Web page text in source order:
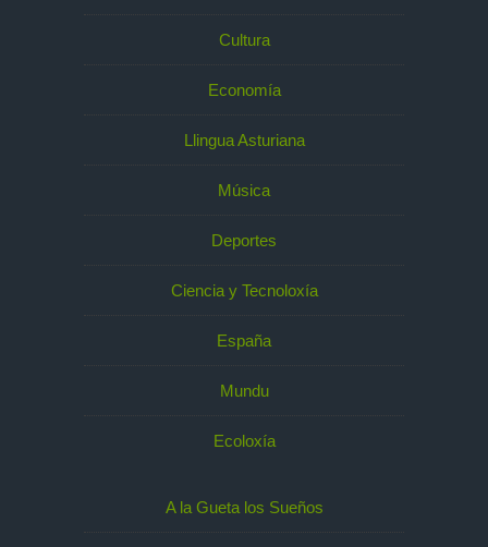
Cultura
Economía
Llingua Asturiana
Música
Deportes
Ciencia y Tecnoloxía
España
Mundu
Ecoloxía
A la Gueta los Sueños